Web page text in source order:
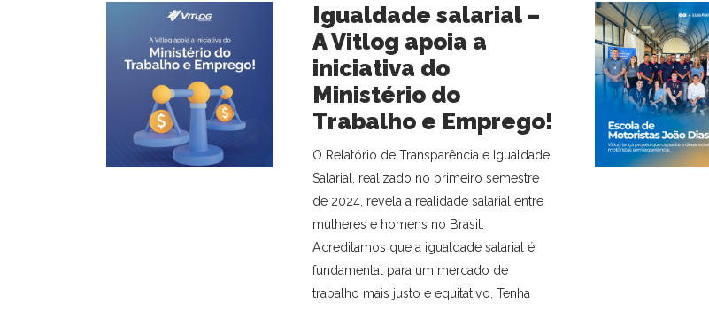
Igualdade salarial –
A Vitlog apoia a
iniciativa do
Ministério do
Trabalho e Emprego!
O Relatório de Transparência e Igualdade
Salarial, realizado no primeiro semestre
de 2024, revela a realidade salarial entre
mulheres e homens no Brasil.
Acreditamos que a igualdade salarial é
fundamental para um mercado de
trabalho mais justo e equitativo. Tenha